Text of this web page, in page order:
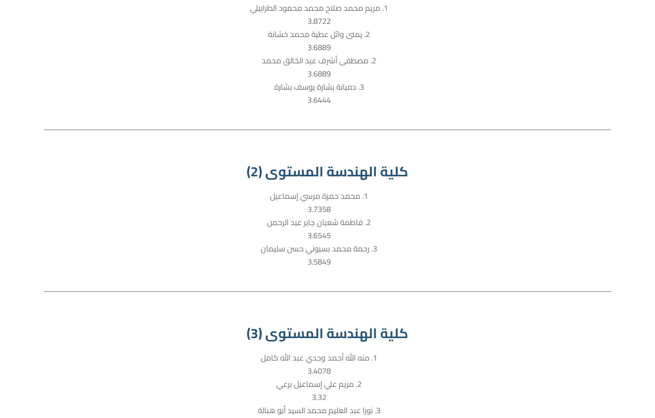
1. مريم محمد صلاح محمد محمود الطرابيلي
3.8722
2. يمنى وائل عطية محمد خشانة
3.6889
2. مصطفى أشرف عبد الخالق محمد
3.6889
3. دميانة بشارة يوسف بشارة
3.6444
كلية الهندسة المستوى (2)
1. محمد حمزة مرسي إسماعيل
3.7358
2. فاطمة شعبان جابر عبد الرحمن
3.6545
3. رحمة محمد بسيوني حسن سليمان
3.5849
كلية الهندسة المستوى (3)
1. منه الله أحمد وجدي عبد الله كامل
3.4078
2. مريم علي إسماعيل برعي
3.32
3. نورا عبد العليم محمد السيد أبو هبالة